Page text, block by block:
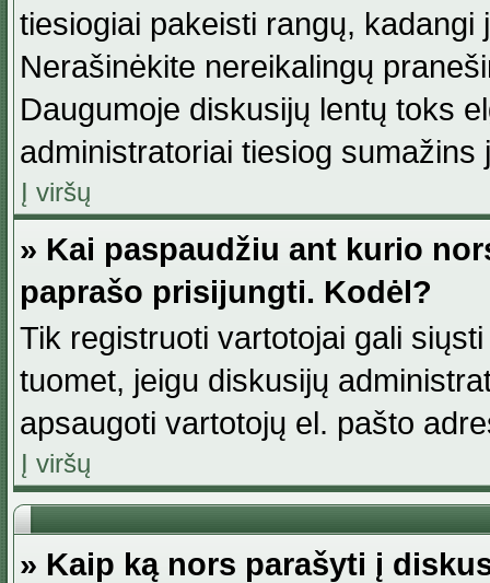
tiesiogiai pakeisti rangų,
Nerašinėkite nereikalingų
Daugumoje diskusijų lentų toks
administratoriai tiesiog
Į viršų
» Kai paspaudžiu ant kurio
paprašo prisijungti. Kodėl?
Tik registruoti vartotojai gali
tuomet, jeigu diskusijų
apsaugoti vartotojų el. pašto
Į viršų
» Kaip ką nors parašyti į